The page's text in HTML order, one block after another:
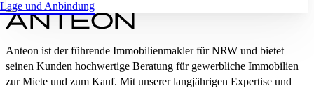
Lage und Anbindung
Anteon ist der führende Immobilienmakler für NRW und bietet
seinen Kunden hochwertige Beratung für gewerbliche Immobilien
zur Miete und zum Kauf. Mit unserer langjährigen Expertise und